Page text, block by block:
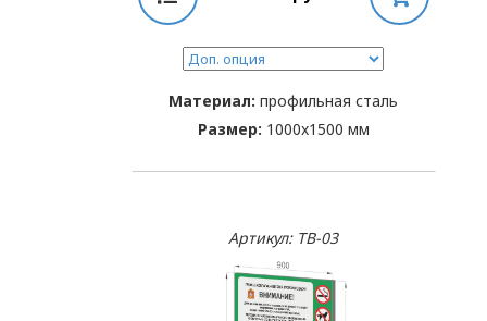
Материал: профильная сталь
Размер: 1000x1500 мм
Артикул: TB-03